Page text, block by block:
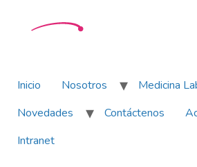
Inicio Nosotros
Medicina
Novedades
Contáctenos
Intranet